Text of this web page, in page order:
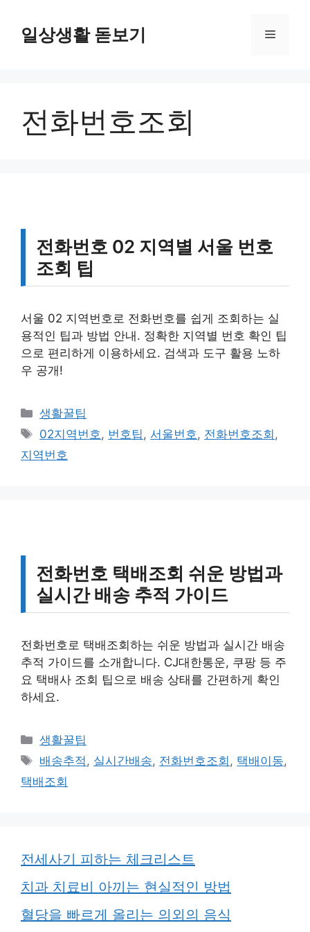
일상생활 돋보기 메
전화번호조회
전화번호 02 지역별 서울 번호
조회 팁
서울 02 지역번호로 전화번호를 쉽게 조회하는 실
용적인 팁과 방법 안내. 정확한 지역별 번호 확인 팁
으로 편리하게 이용하세요. 검색과 도구 활용 노하
우 공개!
카
테
리
생활꿀팁
태
그
02지역번호, 번호팁, 서울번호, 전화번호조회 ,
지역번호
전화번호 택배조회 쉬운 방법과
실시간 배송 추적 가이드
전화번호로 택배조회하는 쉬운 방법과 실시간 배송
추적 가이드를 소개합니다. CJ대한통운, 쿠팡 등 주
요 택배사 조회 팁으로 배송 상태를 간편하게 확인
하세요.
카
테
리
생활꿀팁
태
그
배송추적, 실시간배송, 전화번호조회 , 택배이동,
택배조회
전세사기 피하는 체크리스트
치과 치료비 아끼는 현실적인 방법
혈당을 빠르게 올리는 의외의 음식